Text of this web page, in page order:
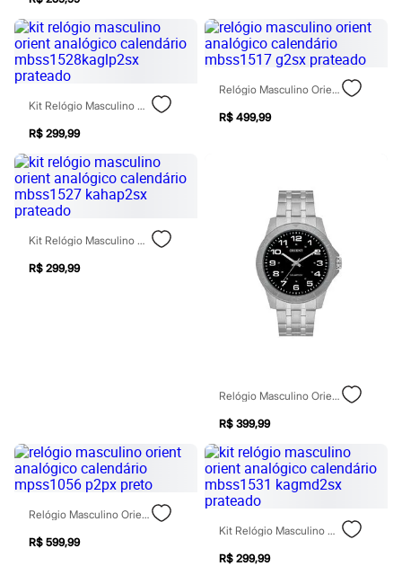
Mari Maria
Mascavo
Niina Secrets
Océane
Payot
Real Techniques
Vizzela
Vult
Perfumes
Perfumes femininos
Perfumes infantis
Perfumes masculinos
Todos os produtos
Mindse7
Blusas
Guarda-roupa
Moda esportiva
Plus size
Special Basics
Calçados
Feminino
Kit Relógio Masculino Orient Analógico Calendário Mbss1528kaglp2sx Prateado
R$ 299,99
Relógio Masculino Orient Analógico Calendário Mbss1517 G2sx Prateado
R$ 499,99
Kit Relógio Masculino Orient Analógico Calendário Mbss1527 Kahap2sx Prateado
R$ 299,99
Relógio Masculino Orient Analógico Mbss0020 P2sx Prateado
R$ 399,99
Relógio Masculino Orient Analógico Calendário Mpss1056 P2px Preto
R$ 599,99
Kit Relógio Masculino Orient Analógico Calendário Mbss1531 Kagmd2sx Prateado
R$ 299,99